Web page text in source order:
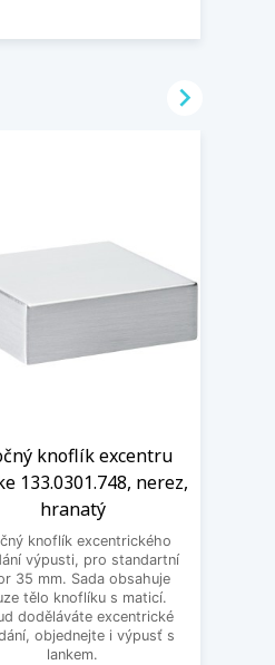
knoflík excentru
133.0301.748, nerez,
hranatý
knoflík excentrického
výpusti, pro standartní
35 mm. Sada obsahuje
tělo knoflíku s maticí.
doděláváte excentrické
objednejte i výpusť s
lankem.
